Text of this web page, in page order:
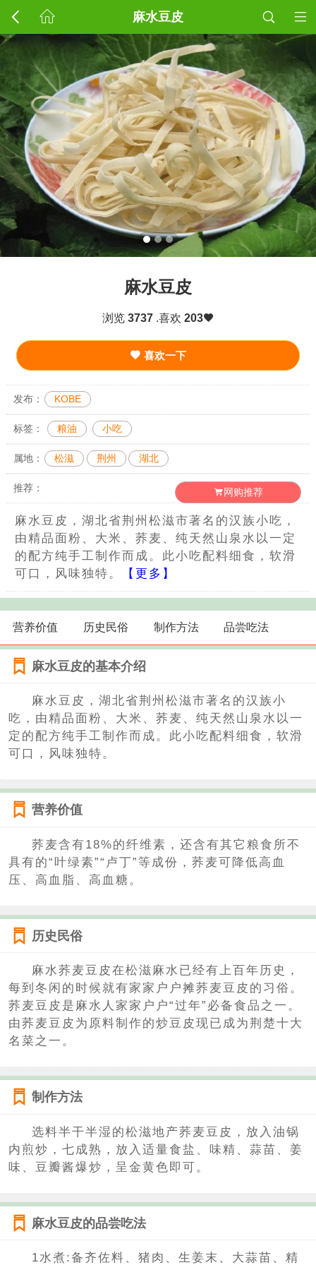
麻水豆皮
麻水豆皮
浏览 3737.喜欢 203
喜欢一下
发布： KOBE
标签： 粮油 小吃
属地： 松滋 荆州 湖北
推荐： 网购推荐
麻水豆皮，湖北省荆州松滋市著名的汉族小吃，
由精品面粉、大米、荞麦、纯天然山泉水以一定
的配方纯手工制作而成。此小吃配料细食，软滑
可口，风味独特。
【更多】
营养价值 历史民俗 制作方法 品尝吃法
麻水豆皮的基本介绍
麻水豆皮，湖北省荆州松滋市著名的汉族小
吃，由精品面粉、大米、荞麦、纯天然山泉水以一
定的配方纯手工制作而成。此小吃配料细食，软滑
可口，风味独特。
营养价值
荞麦含有18%的纤维素，还含有其它粮食所不
具有的“叶绿素”“卢丁”等成份，荞麦可降低高血
压、高血脂、高血糖。
历史民俗
麻水荞麦豆皮在松滋麻水已经有上百年历史，
每到冬闲的时候就有家家户户摊荞麦豆皮的习俗。
荞麦豆皮是麻水人家家户户“过年”必备食品之一。
由荞麦豆皮为原料制作的炒豆皮现已成为荆楚十大
名菜之一。
制作方法
选料半干半湿的松滋地产荞麦豆皮，放入油锅
内煎炒，七成熟，放入适量食盐、味精、蒜苗、姜
味、豆瓣酱爆炒，呈金黄色即可。
麻水豆皮的品尝吃法
1水煮:备齐佐料、猪肉、生姜末、大蒜苗、精